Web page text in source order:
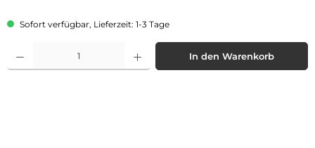
Sofort verfügbar, Lieferzeit: 1-3 Tage
Produkt Anzahl: Gib den gewünschten Wert ein oder benutze die
In den Warenkorb